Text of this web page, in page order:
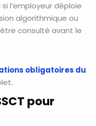
si l’employeur déploie
algorithmique ou
être consulté avant le
obligatoires du
pour